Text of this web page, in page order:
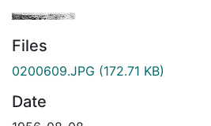
Files
0200609.JPG (172.71 KB)
Date